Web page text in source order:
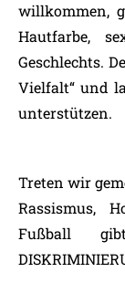
willkommen,
Hautfarbe,
Geschlechts.
Vielfalt“ und
unterstützen.
Treten wir
Rassismus,
Fußball